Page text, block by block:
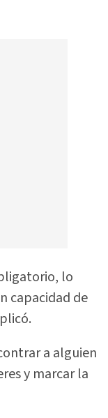
lo
capacidad de
a alguien
y marcar la